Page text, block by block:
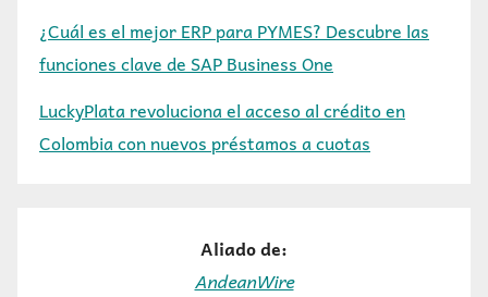
¿Cuál es el mejor ERP para PYMES? Descubre las
funciones clave de SAP Business One
LuckyPlata revoluciona el acceso al crédito en
Colombia con nuevos préstamos a cuotas
Aliado de:
AndeanWire